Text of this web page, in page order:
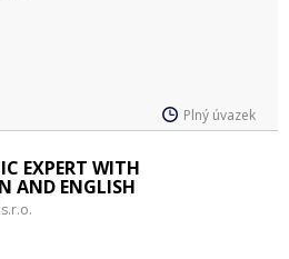
Plný úvazek
EXPERT WITH
AND ENGLISH
s.r.o.